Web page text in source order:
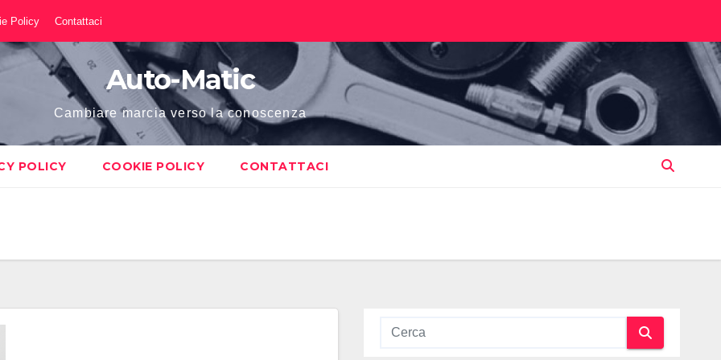
Policy Contattaci
Auto-Matic
Cambiare marcia verso la conoscenza
POLICY COOKIE POLICY CONTATTACI